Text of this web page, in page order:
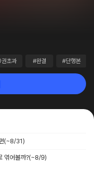
초과 #완결 #단행본
(~8/31)
엮어볼까?(~8/9)